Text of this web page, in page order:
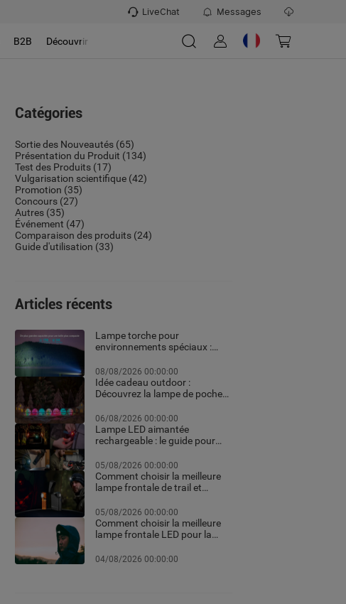
LiveChat Messages
B2B Découvrir
Catégories
Sortie des Nouveautés (65)
Présentation du Produit (134)
Test des Produits (17)
Vulgarisation scientifique (42)
Promotion (35)
Concours (27)
Autres (35)
Événement (47)
Comparaison des produits (24)
Guide d'utilisation (33)
Articles récents
Lampe torche pour
environnements spéciaux :
professionnels extrêmes
08/08/2026 00:00:00
Idée cadeau outdoor :
Découvrez la lampe de poche
équipements high-tech pour
Noël
06/08/2026 00:00:00
Lampe LED aimantée
rechargeable : le guide pour
05/08/2026 00:00:00
Comment choisir la meilleure
lampe frontale de trail et
nuit
05/08/2026 00:00:00
Comment choisir la meilleure
lampe frontale LED pour la
04/08/2026 00:00:00